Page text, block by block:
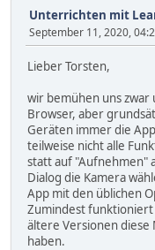
Unterrichten mit
September 11, 2020,
Lieber Torsten,
wir bemühen uns zwar
Browser, aber
Geräten immer die
teilweise nicht alle
statt auf "Aufnehmen"
Dialog die Kamera
App mit den üblichen
Zumindest funktioniert
ältere Versionen
haben.